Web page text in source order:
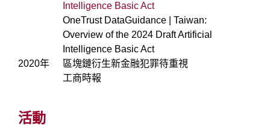
Intelligence Basic Act
OneTrust DataGuidance | Taiwan:
Overview of the 2024 Draft Artificial
Intelligence Basic Act
2020年
區塊鏈衍生新金融犯罪待重視
工商時報
活動